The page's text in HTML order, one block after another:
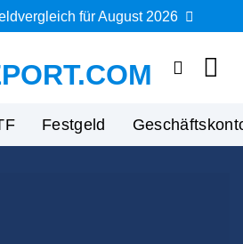
für August 2026
Festgeld